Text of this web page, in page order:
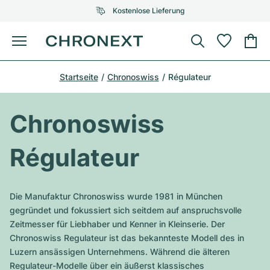
Kostenlose Lieferung
Menü
Uhr kaufen
AUSGEWÄHLTE MARKEN
Top-Modelle
Omega
Alle Omega Modelle
Top-Modelle
Patek Philippe
Alle Patek Philippe Modelle
Top-Modelle
Alle Audemars Piguet Modelle
Cartier
Breitling
Certified Pre-Owned
Uhr verkaufen
AUSGEWÄHLTE MARKEN
Tiffany
Louis Vuitton
Van Cleef & Arpels
Bvlgari
Neuzugänge
Service
Startseite Chronoswiss Régulateur
Chronoswiss
Régulateur
Die Manufaktur Chronoswiss wurde 1981 in München
gegründet und fokussiert sich seitdem auf anspruchsvolle
Zeitmesser für Liebhaber und Kenner in Kleinserie. Der
Chronoswiss Regulateur ist das bekannteste Modell des in
Luzern ansässigen Unternehmens. Während die älteren
Regulateur-Modelle über ein äußerst klassisches